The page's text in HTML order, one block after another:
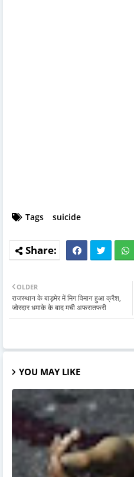
Tags suicide
OLDER
राजस्थान के बाड़मेर में मिग विमान हुआ क्रैश,
जोरदार धमाके के बाद मची अफरातफरी
YOU MAY LIKE